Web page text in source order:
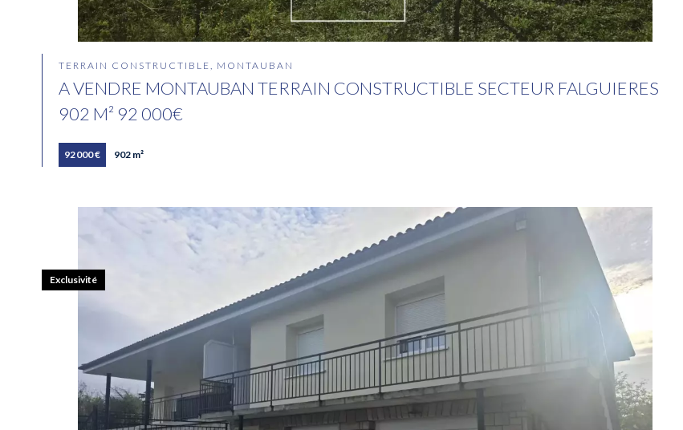
TERRAIN CONSTRUCTIBLE, MONTAUBAN
A VENDRE MONTAUBAN TERRAIN CONSTRUCTIBLE SECTEUR FALGUIERES
902 M² 92 000€
92 000 € 902 m²
Exclusivité